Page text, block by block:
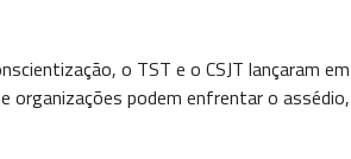
o TST e o CSJT lançaram em
organizações podem enfrentar o assédio,